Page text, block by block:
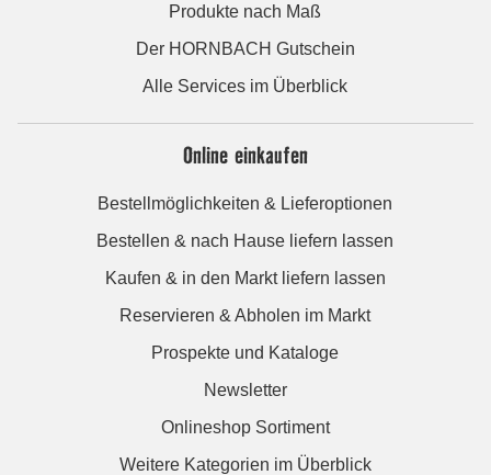
Produkte nach Maß
Der HORNBACH Gutschein
Alle Services im Überblick
Online einkaufen
Bestellmöglichkeiten & Lieferoptionen
Bestellen & nach Hause liefern lassen
Kaufen & in den Markt liefern lassen
Reservieren & Abholen im Markt
Prospekte und Kataloge
Newsletter
Onlineshop Sortiment
Weitere Kategorien im Überblick